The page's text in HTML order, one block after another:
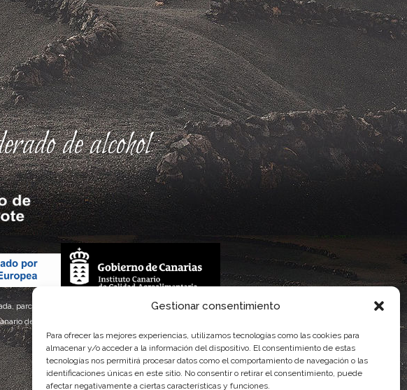
Gestionar consentimiento
Para ofrecer las mejores experiencias, utilizamos tecnologías como las cookies para
almacenar y/o acceder a la información del dispositivo. El consentimiento de estas
tecnologías nos permitirá procesar datos como el comportamiento de navegación o las
identificaciones únicas en este sitio. No consentir o retirar el consentimiento, puede
afectar negativamente a ciertas características y funciones.
de alcohol
parcialmente, por el Gobierno de Canarias
de Calidad Agroalimentaria